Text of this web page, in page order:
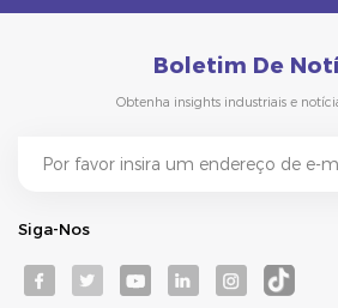
Boletim De
Obtenha insights industriais e
Siga-Nos